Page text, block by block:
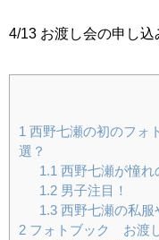
4/13 お渡し会の申し込
1 西野七瀬の初のフォ
選？
1.1 西野七瀬が憧れ
1.2男子注目！
1.3西野七瀬の私服
2 フォトブック お渡